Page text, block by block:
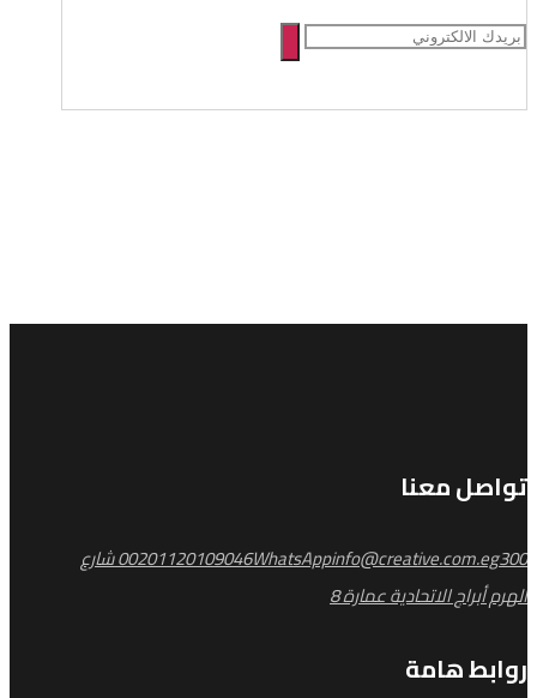
تواصل معنا
00201120109046WhatsAppinfo@creative.com.eg
300 شارع
الهرم أبراج الاتحادية عمارة 8
روابط هامة